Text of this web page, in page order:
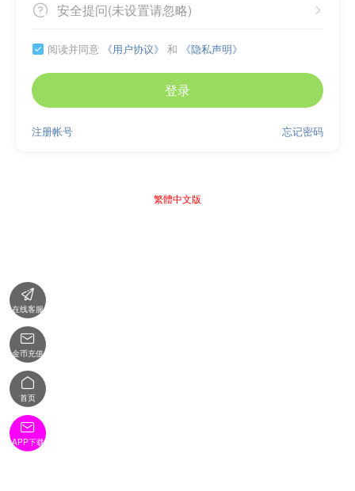
 
安全提问(未设置请忽略)
 阅读并同意 《用户协议》 和 《隐私声明》
登录
忘记密码
注册帐号
繁體中文版

在线客服

金币充值

首页

APP下载